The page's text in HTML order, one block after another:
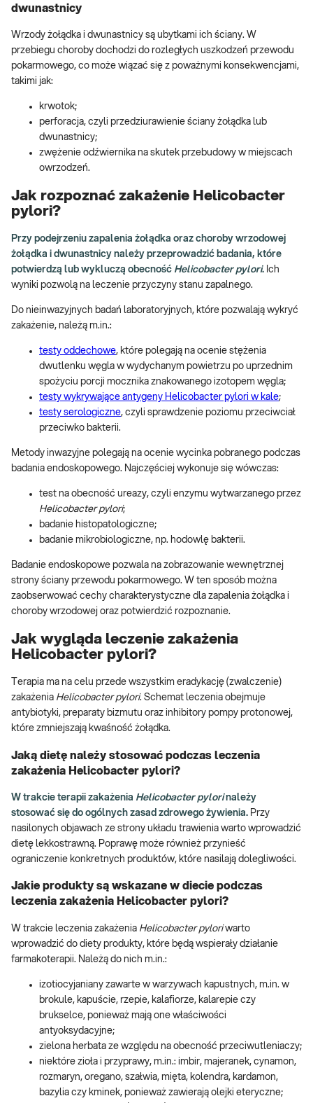
dwunastnicy
Wrzody żołądka i dwunastnicy są ubytkami ich ściany. W
przebiegu choroby dochodzi do rozległych uszkodzeń przewodu
pokarmowego, co może wiązać się z poważnymi konsekwencjami,
takimi jak:
krwotok;
perforacja, czyli przedziurawienie ściany żołądka lub
dwunastnicy;
zwężenie odźwiernika na skutek przebudowy w miejscach
owrzodzeń.
Jak rozpoznać zakażenie Helicobacter
pylori?
Przy podejrzeniu zapalenia żołądka oraz choroby wrzodowej
żołądka i dwunastnicy należy przeprowadzić badania, które
potwierdzą lub wykluczą obecność Helicobacter pylori. Ich
wyniki pozwolą na leczenie przyczyny stanu zapalnego.
Do nieinwazyjnych badań laboratoryjnych, które pozwalają wykryć
zakażenie, należą m.in.:
testy oddechowe, które polegają na ocenie stężenia
dwutlenku węgla w wydychanym powietrzu po uprzednim
spożyciu porcji mocznika znakowanego izotopem węgla;
testy wykrywające antygeny Helicobacter pylori w kale;
testy serologiczne, czyli sprawdzenie poziomu przeciwciał
przeciwko bakterii.
Metody inwazyjne polegają na ocenie wycinka pobranego podczas
badania endoskopowego. Najczęściej wykonuje się wówczas:
test na obecność ureazy, czyli enzymu wytwarzanego przez
Helicobacter pylori;
badanie histopatologiczne;
badanie mikrobiologiczne, np. hodowlę bakterii.
Badanie endoskopowe pozwala na zobrazowanie wewnętrznej
strony ściany przewodu pokarmowego. W ten sposób można
zaobserwować cechy charakterystyczne dla zapalenia żołądka i
choroby wrzodowej oraz potwierdzić rozpoznanie.
Jak wygląda leczenie zakażenia
Helicobacter pylori?
Terapia ma na celu przede wszystkim eradykację (zwalczenie)
zakażenia Helicobacter pylori. Schemat leczenia obejmuje
antybiotyki, preparaty bizmutu oraz inhibitory pompy protonowej,
które zmniejszają kwaśność żołądka.
Jaką dietę należy stosować podczas leczenia
zakażenia Helicobacter pylori?
W trakcie terapii zakażenia Helicobacter pylorinależy
stosować się do ogólnych zasad zdrowego żywienia. Przy
nasilonych objawach ze strony układu trawienia warto wprowadzić
dietę lekkostrawną. Poprawę może również przynieść
ograniczenie konkretnych produktów, które nasilają dolegliwości.
Jakie produkty są wskazane w diecie podczas
leczenia zakażenia Helicobacter pylori?
W trakcie leczenia zakażenia Helicobacter pyloriwarto
wprowadzić do diety produkty, które będą wspierały działanie
farmakoterapii. Należą do nich m.in.:
izotiocyjaniany zawarte w warzywach kapustnych, m.in. w
brokule, kapuście, rzepie, kalafiorze, kalarepie czy
brukselce, ponieważ mają one właściwości
antyoksydacyjne;
zielona herbata ze względu na obecność przeciwutleniaczy;
niektóre zioła i przyprawy, m.in.: imbir, majeranek, cynamon,
rozmaryn, oregano, szałwia, mięta, kolendra, kardamon,
bazylia czy kminek, ponieważ zawierają olejki eteryczne;